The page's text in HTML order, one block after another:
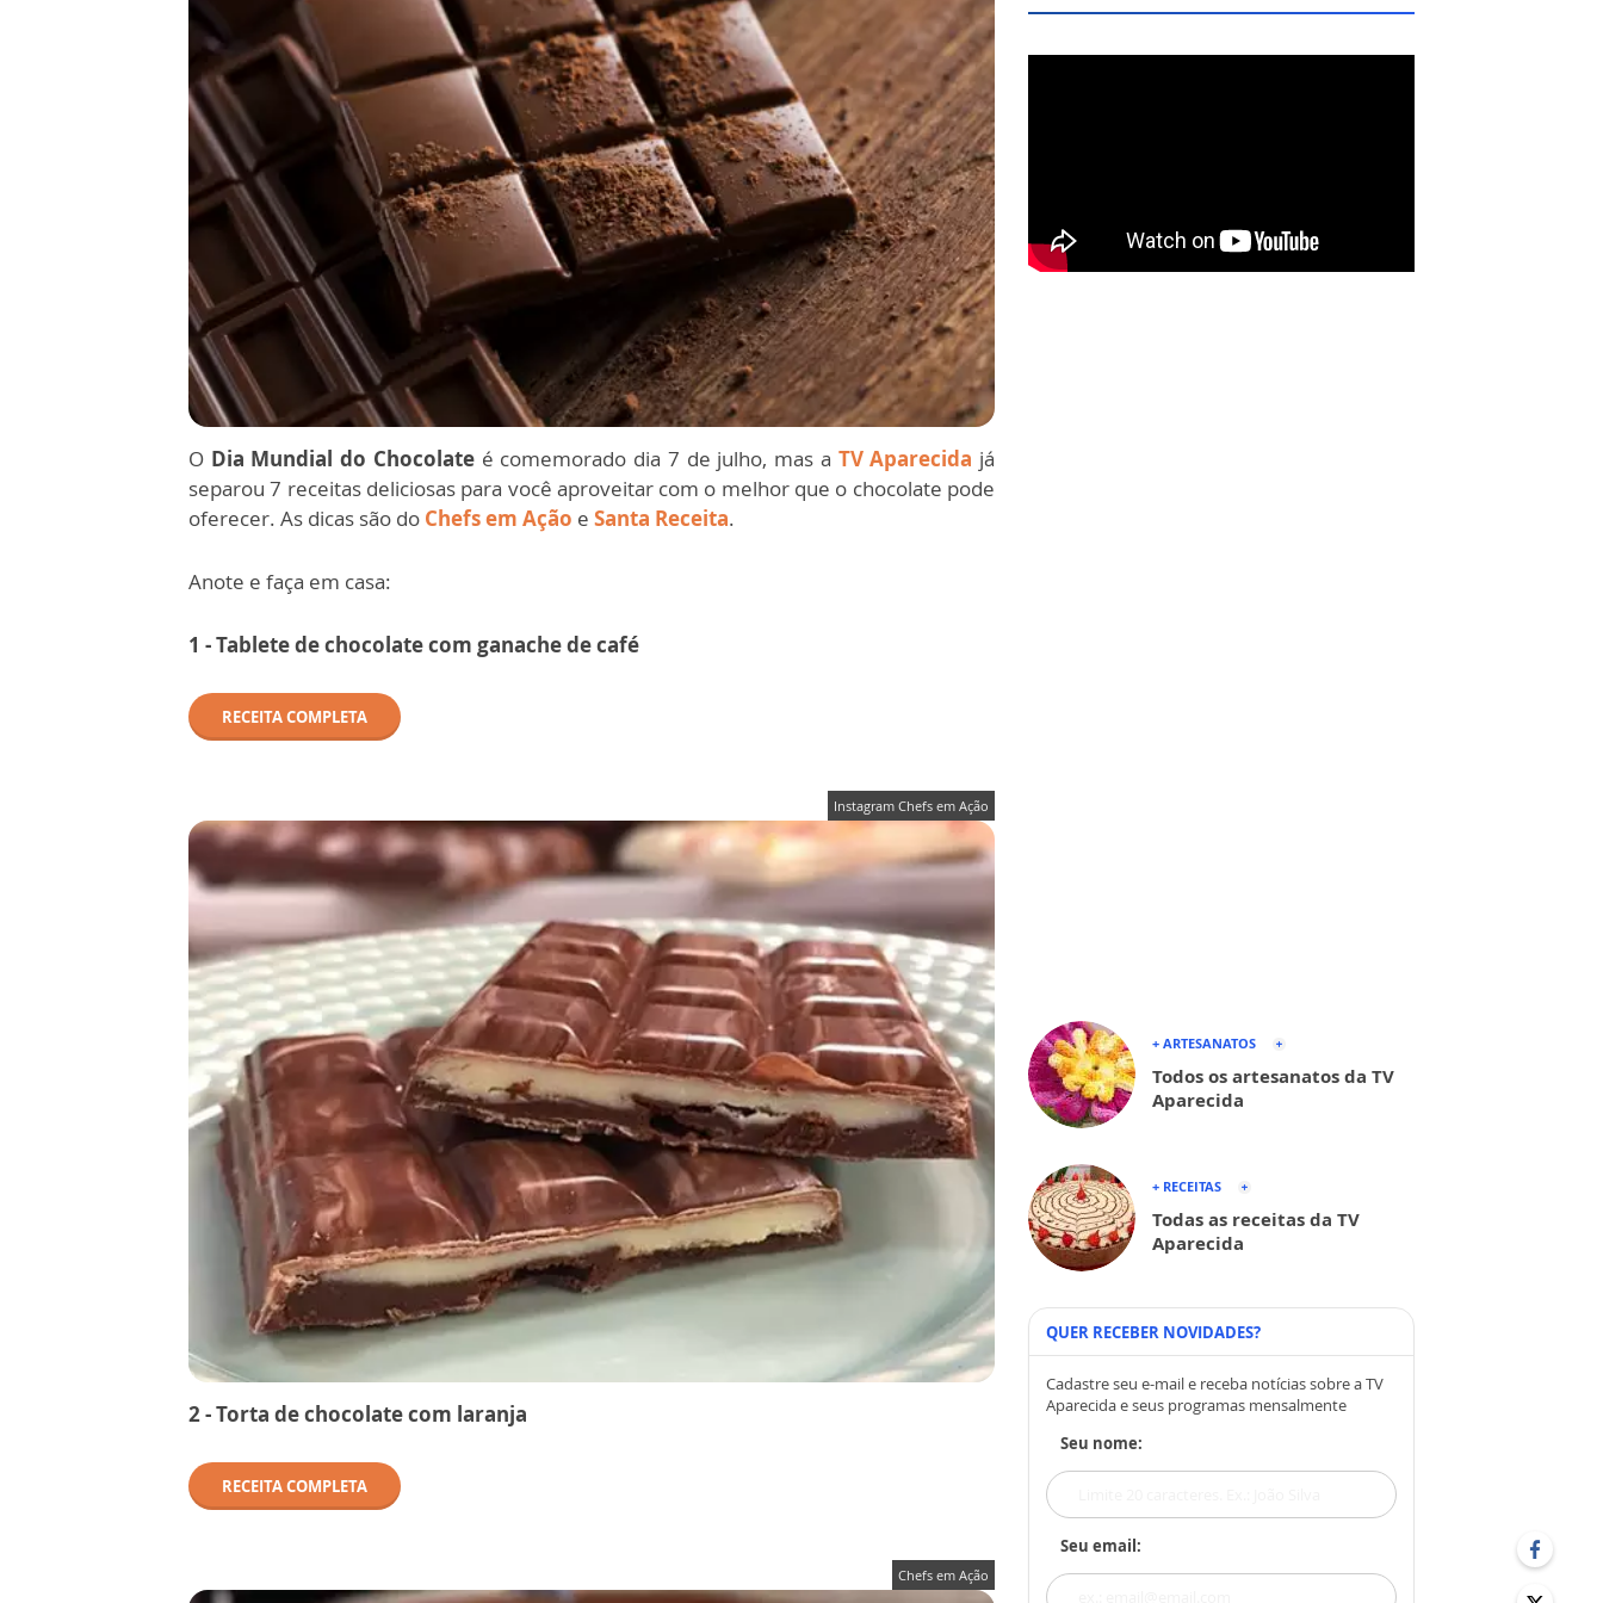
O Dia Mundial do Chocolateé comemorado dia 7 de julho, mas a TV Aparecida já
separou 7 receitas deliciosas para você aproveitar com o melhor que o chocolate pode
oferecer. As dicas são do Chefs em Ação e Santa Receita.
Anote e faça em casa:
1 - Tablete de chocolate com ganache de café
RECEITA COMPLETA
Instagram Chefs em Ação
2 - Torta de chocolate com laranja
RECEITA COMPLETA
Chefs em Ação
+ ARTESANATOS
Todos os artesanatos da TV
Aparecida
+ RECEITAS
Todas as receitas da TV
Aparecida
QUER RECEBER NOVIDADES?
Cadastre seu e-mail e receba notícias sobre a TV
Aparecida e seus programas mensalmente
Seu nome:
Seu email: